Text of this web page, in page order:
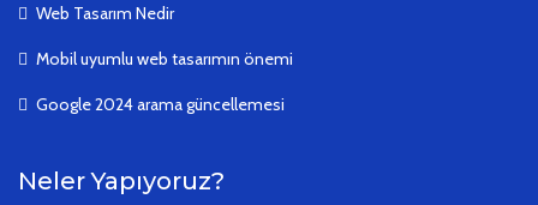
Web Tasarım Nedir
Mobil uyumlu web tasarımın önemi
Google 2024 arama güncellemesi
Neler Yapıyoruz?